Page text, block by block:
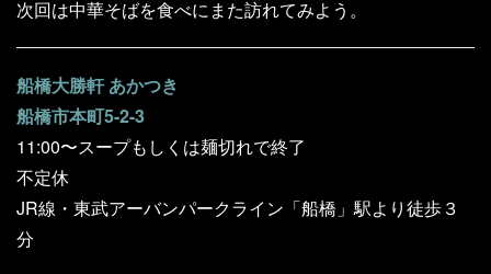
次回は中華そばを食べにまた訪れてみよう。
船橋大勝軒 あかつき
船橋市本町5-2-3
11:00〜スープもしくは麺切れで終了
不定休
JR線・東武アーバンパークライン「船橋」駅より徒歩３
分